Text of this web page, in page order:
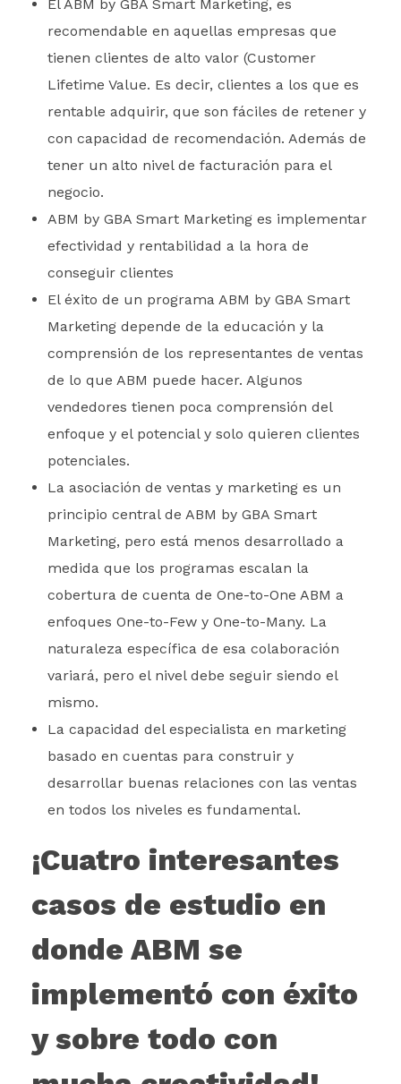
El ABM by GBA Smart Marketing, es
recomendable en aquellas empresas que
tienen clientes de alto valor (Customer
Lifetime Value. Es decir, clientes a los que es
rentable adquirir, que son fáciles de retener y
con capacidad de recomendación. Además de
tener un alto nivel de facturación para el
negocio.
ABM by GBA Smart Marketing es implementar
efectividad y rentabilidad a la hora de
conseguir clientes
El éxito de un programa ABM by GBA Smart
Marketing depende de la educación y la
comprensión de los representantes de ventas
de lo que ABM puede hacer. Algunos
vendedores tienen poca comprensión del
enfoque y el potencial y solo quieren clientes
potenciales.
La asociación de ventas y marketing es un
principio central de ABM by GBA Smart
Marketing, pero está menos desarrollado a
medida que los programas escalan la
cobertura de cuenta de One-to-One ABM a
enfoques One-to-Few y One-to-Many. La
naturaleza específica de esa colaboración
variará, pero el nivel debe seguir siendo el
mismo.
La capacidad del especialista en marketing
basado en cuentas para construir y
desarrollar buenas relaciones con las ventas
en todos los niveles es fundamental.
¡Cuatro interesantes
casos de estudio en
donde ABM se
implementó con éxito
y sobre todo con